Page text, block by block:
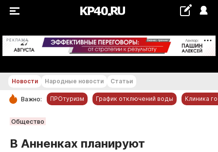
РЕКЛАМА +19...+20 °С
РУБРИКИ
Новости Народные новости Статьи
Важно: ПРОтуризм График отключений воды Клиника
Общество
В Анненках планируют